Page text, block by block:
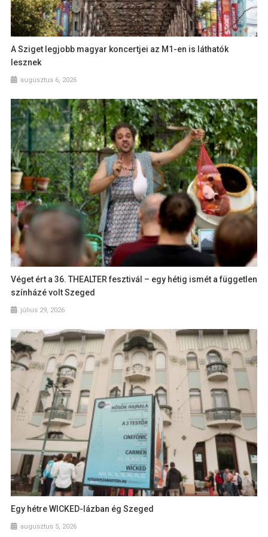
A Sziget legjobb magyar koncertjei az M1-en is láthatók
lesznek
augusztus 6, 2026
Véget ért a 36. THEALTER fesztivál – egy hétig ismét a független
színházé volt Szeged
július 29, 2026
Egy hétre WICKED-lázban ég Szeged
augusztus 5, 2026